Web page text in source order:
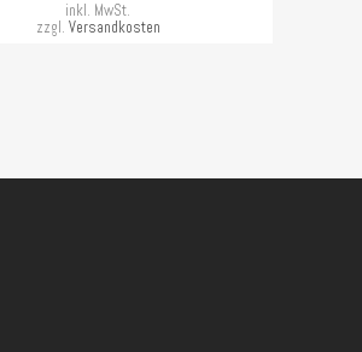
inkl. MwSt.
zzgl. Versandkosten